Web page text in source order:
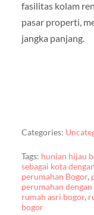
fasilitas kolam
pasar properti,
jangka panjang.
Categories:
Tags: hunian hijau
sebagai kota
perumahan Bogor,
perumahan
rumah asri bogor,
bogor